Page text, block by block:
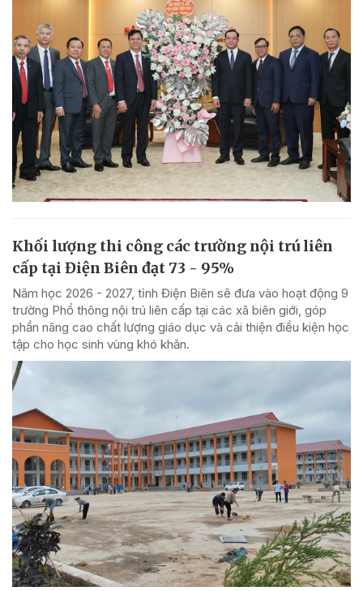
Khối lượng thi công các trường nội trú liên
cấp tại Điện Biên đạt 73 - 95%
Năm học 2026 - 2027, tỉnh Điện Biên sẽ đưa vào hoạt động 9
trường Phổ thông nội trú liên cấp tại các xã biên giới, góp
phần nâng cao chất lượng giáo dục và cải thiện điều kiện học
tập cho học sinh vùng khó khăn.